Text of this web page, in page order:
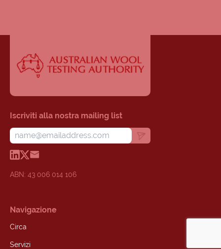
Iscriviti alla nostra mailing list
ABN: 43 006 014 106
Navigazione
Circa
Servizi